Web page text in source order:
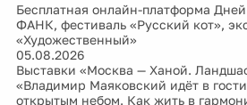
Бесплатная онлайн-платформа
ФАНК, фестиваль «Русский кот»,
«Художественный»
05.08.2026
Выставки «Москва — Ханой.
«Владимир Маяковский идёт в
открытым небом. Как жить в